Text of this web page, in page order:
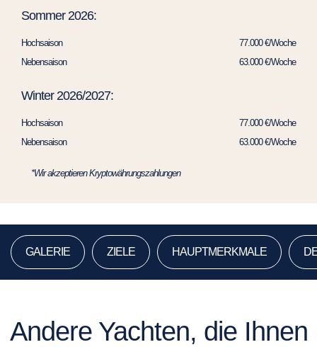
Sommer 2026:
Hochsaison
77.000 €/Woche
Nebensaison
63.000 €/Woche
Winter 2026/2027:
Hochsaison
77.000 €/Woche
Nebensaison
63.000 €/Woche
*Wir akzeptieren Kryptowährungszahlungen
GALERIE ZIELE HAUPTMERKMALE
Andere Yachten, die Ihnen